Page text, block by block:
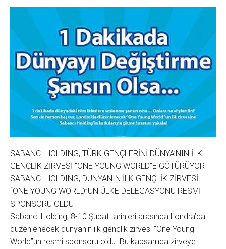
SABANCI HOLDING, TÜRK GENÇLERİNİ DÜNYA’NIN İLK
GENÇLİK ZİRVESİ “ONE YOUNG WORLD”E GÖTÜRÜYOR
SABANCI HOLDING, DÜNYANIN İLK GENÇLİK ZİRVESİ
“ONE YOUNG WORLD”UN ÜLKE DELEGASYONU RESMİ
SPONSORU OLDU
Sabancı Holding, 8-10 Şubat tarihleri arasında Londra’da
düzenlenecek dünyanın ilk gençlik zirvesi “One Young
World”un resmi sponsoru oldu. Bu kapsamda zirveye